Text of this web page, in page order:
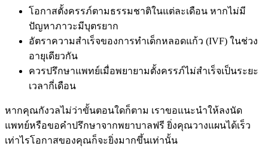
โอกาสตั้งครรภ์ตามธรรมชาติในแต่ละเดือน หากไม่มี
ปัญหาภาวะมีบุตรยาก
อัตราความสำเร็จของการทำเด็กหลอดแก้ว (IVF) ในช่วง
อายุเดียวกัน
ควรปรึกษาแพทย์เมื่อพยายามตั้งครรภ์ไม่สำเร็จเป็นระยะ
เวลากี่เดือน
หากคุณกังวลไม่ว่าขั้นตอนใดก็ตาม เราขอแนะนำให้ลงนัด
แพทย์หรือขอคำปรึกษาจากพยาบาลฟรี ยิ่งคุณวางแผนได้เร็ว
เท่าไรโอกาสของคุณก็จะยิ่งมากขึ้นเท่านั้น